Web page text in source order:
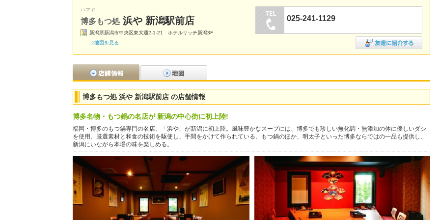
ハマヤ
博多もつ処 浜や 新潟駅前店
新潟県新潟市中央区東大通2-1-21 ホテルリッチ新潟3F
⇒地図を見る
025-241-1129
博多もつ処 浜や 新潟駅前店 の店舗情報
博多名物・もつ鍋の名店が 新潟の中心街に初上陸!
福岡・博多のもつ鍋専門の名店、「浜や」が新潟に初上陸。風味豊かなスープには、博多でも珍しい無化調・無添加の体に優しいダシ
を使用。厳選素材と和食の技術を駆使し、手間をかけて作られている。もつ鍋のほか、明太子といった博多ならではの一品も提供し、
新潟にいながら本場の味を楽しめる。